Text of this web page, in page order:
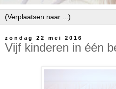
zondag 22 mei 2016
Vijf kinderen in één